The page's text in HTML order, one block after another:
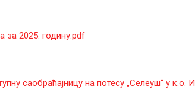
за 2025. годину.pdf
саобраћајницу на потесу „Селеуш“ у к.о.